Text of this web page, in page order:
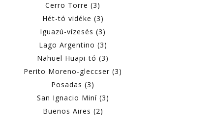
Cerro Torre (3)
Hét-tó vidéke (3)
Iguazú-vízesés (3)
Lago Argentino (3)
Nahuel Huapi-tó (3)
Perito Moreno-gleccser (3)
Posadas (3)
San Ignacio Miní (3)
Buenos Aires (2)